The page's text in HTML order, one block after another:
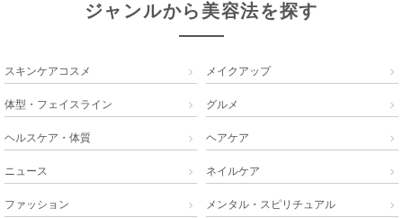
ジャンルから美容法を探す
スキンケアコスメ  メイクアップ 
体型・フェイスライン  グルメ 
ヘルスケア・体質  ヘアケア 
ニュース  ネイルケア 
ファッション  メンタル・スピリチュアル 